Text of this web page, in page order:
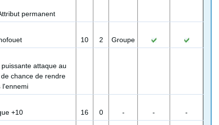
permanent
10 2 Groupe
attaque au
chance de rendre
l'ennemi
+10 16 0 - - -